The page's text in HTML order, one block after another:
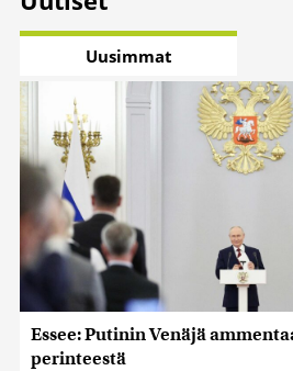
Uusimmat
Essee: Putinin Venäjä
perinteestä